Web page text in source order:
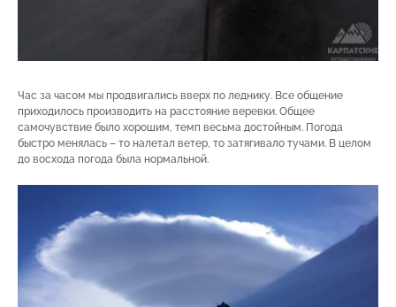
Час за часом мы продвигались вверх по леднику. Все общение
приходилось производить на расстояние веревки. Общее
самочувствие было хорошим, темп весьма достойным. Погода
быстро менялась – то налетал ветер, то затягивало тучами. В целом
до восхода погода была нормальной.